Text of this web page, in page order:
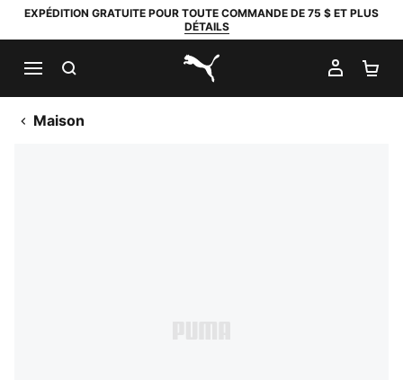
EXPÉDITION GRATUITE POUR TOUTE COMMANDE DE 75 $ ET PLUS
DÉTAILS
PUMA.com
MON
Maison